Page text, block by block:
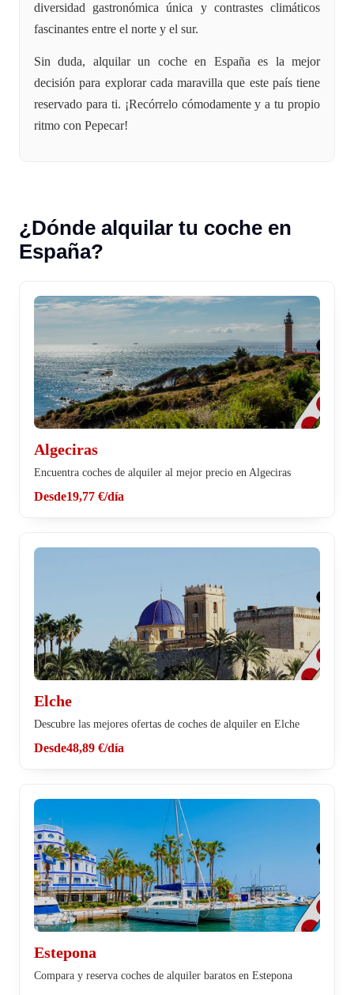
diversidad gastronómica única y contrastes climáticos
fascinantes entre el norte y el sur.
Sin duda, alquilar un coche en España es la mejor
decisión para explorar cada maravilla que este país tiene
reservado para ti. ¡Recórrelo cómodamente y a tu propio
ritmo con Pepecar!
¿Dónde alquilar tu coche en
España?
Algeciras
Encuentra coches de alquiler al mejor precio en Algeciras
Desde19,77 €/día
Elche
Descubre las mejores ofertas de coches de alquiler en Elche
Desde48,89 €/día
Estepona
Compara y reserva coches de alquiler baratos en Estepona